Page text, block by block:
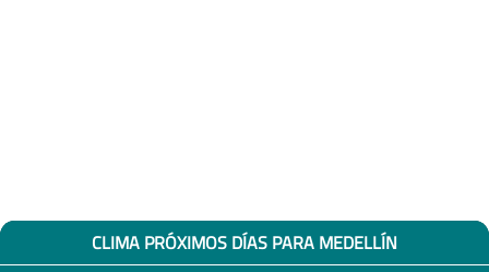
CLIMA PRÓXIMOS DÍAS PARA MEDELLÍN